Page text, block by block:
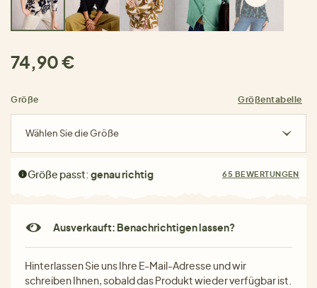
74,90 €
Größe Größentabelle
Wählen Sie die Größe
Größe passt:genau richtig 65 BEWERTUNGEN
Ausverkauft: Benachrichtigen lassen?
Hinterlassen Sie uns Ihre E-Mail-Adresse und wir
schreiben Ihnen, sobald das Produkt wieder verfügbar ist.